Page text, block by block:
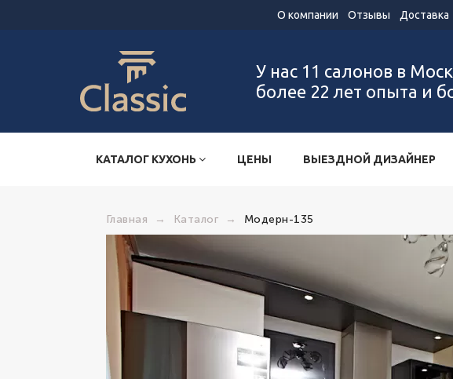
О компании Отзывы Доставка
У нас 11 салонов в
более 22 лет опыта и
КАТАЛОГ КУХОНЬ ЦЕНЫ ВЫЕЗДНОЙ ДИЗАЙНЕР
Главная → Каталог → Модерн-135